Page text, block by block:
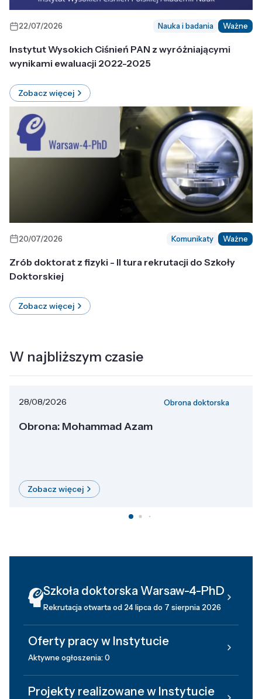
22/07/2026 Nauka i badania Ważne
Instytut Wysokich Ciśnień PAN z wyróżniającymi
wynikami ewaluacji 2022-2025
Zobacz więcej
20/07/2026 Komunikaty Ważne
Zrób doktorat z fizyki - II tura rekrutacji do Szkoły
Doktorskiej
Zobacz więcej
W najbliższym czasie
28/08/2026 Obrona doktorska
Obrona: Mohammad Azam
Zobacz więcej
Szkoła doktorska Warsaw-4-PhD
Rekrutacja otwarta od 24 lipca do 7 sierpnia 2026
Oferty pracy w Instytucie
Aktywne ogłoszenia: 0
Projekty realizowane w Instytucie